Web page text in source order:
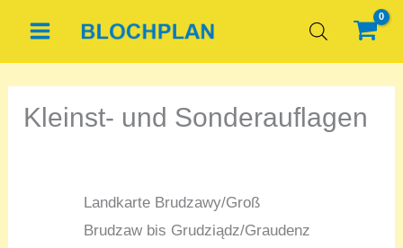
Inhalt
springen
Kleinst- und Sonderauflagen
Landkarte Brudzawy/Groß
Brudzaw bis Grudziądz/Graudenz